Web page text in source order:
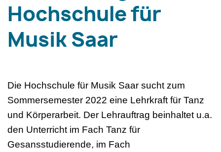
Hochschule für
Musik Saar
Die Hochschule für Musik Saar sucht zum
Sommersemester 2022 eine Lehrkraft für Tanz
und Körperarbeit. Der Lehrauftrag beinhaltet u.a.
den Unterricht im Fach Tanz für
Gesansstudierende, im Fach